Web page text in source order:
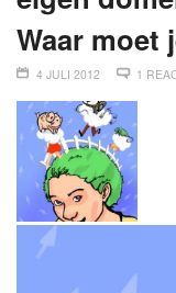
Waar moet
4 JULI 2012 1